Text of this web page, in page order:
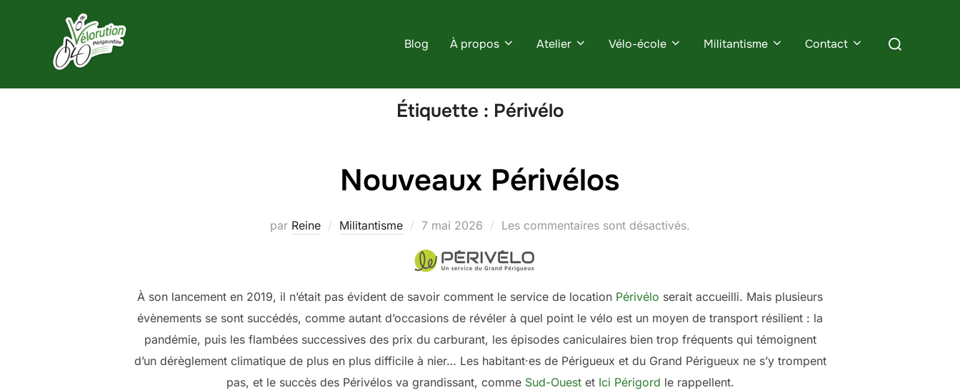
Blog À propos Atelier Vélo-école Militantisme Contact
Rechercher :
Étiquette : Périvélo
Nouveaux Périvélos
par Reine Militantisme
Publié
7 mai 2026 Les commentaires sont désactivés.
À son lancement en 2019, il n’était pas évident de savoir comment le service de location Périvélo serait accueilli. Mais plusieurs
évènements se sont succédés, comme autant d’occasions de révéler à quel point le vélo est un moyen de transport résilient : la
pandémie, puis les flambées successives des prix du carburant, les épisodes caniculaires bien trop fréquents qui témoignent
d’un dérèglement climatique de plus en plus difficile à nier… Les habitant·es de Périgueux et du Grand Périgueux ne s’y trompent
pas, et le succès des Périvélos va grandissant, comme Sud-Ouestet Ici Périgord le rappellent.